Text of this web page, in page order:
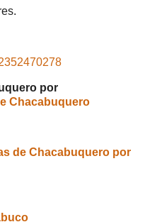
por
Chacabuquero
de Chacabuquero por